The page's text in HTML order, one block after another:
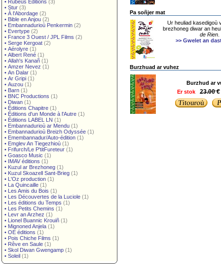
• Rubéüs Editions (3)
• Stur (3)
• À l'Abordage (2)
• Bible en Anjou (2)
• Embannadurioù Penkermin (2)
• Evertype (2)
• France 3 Ouest / JPL Films (2)
• Serge Kergoat (2)
• Aérolyre (1)
• Albert René (1)
• Allah's Kanañ (1)
• Amzer Nevez (1)
• An Dalar (1)
• Ar Gripi (1)
• Auzou (1)
• Barn (1)
• BNC Productions (1)
• Diwan (1)
• Éditions Chapitre (1)
• Éditions d'un Monde à l'Autre (1)
• Éditions LABEL LN (1)
• Embannadurioù ar Mendu (1)
• Embannadurioù Breizh Odyssée (1)
• Emembannadur/Auto-édition (1)
• Emglev An Tiegezhioù (1)
• Frifurch/Le P'titFureteur (1)
• Goasco Music (1)
• IMAV éditions (1)
• Kuzul ar Brezhoneg (1)
• Kuzul Skoazell Sant-Brieg (1)
• L'Oz production (1)
• La Quincaille (1)
• Les Amis du Bois (1)
• Les Découvertes de la Luciole (1)
• Les éditions du Temps (1)
• Les Petits Chemins (1)
• Levr an Arzhez (1)
• Lionel Buannic Krouiñ (1)
• Mignoned Anjela (1)
• OE éditions (1)
• Pois Chiche Films (1)
• Rêve en Saule (1)
• Skol Diwan Gwengamp (1)
• Soleil (1)
Pa soñjer mat
Ur heuliad kasedigoù
brezhoneg diwar an
de Rien
>> Gwelet an
Burzhuad ar vuhez
Burzhud ar
Er stok
23.00 €